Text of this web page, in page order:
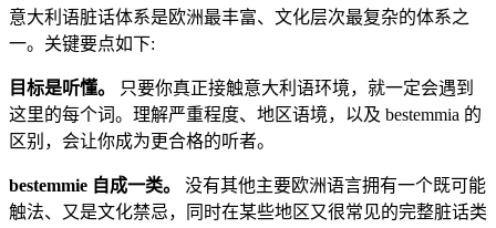
意大利语脏话体系是欧洲最丰富、文化层次最复杂的体系之
一。关键要点如下:
目标是听懂。
只要你真正接触意大利语环境，就一定会遇到
这里的每个词。理解严重程度、地区语境，以及 bestemmia 的
区别，会让你成为更合格的听者。
bestemmie 自成一类。
没有其他主要欧洲语言拥有一个既可能
触法、又是文化禁忌，同时在某些地区又很常见的完整脏话类